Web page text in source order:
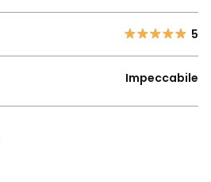
5
Impeccabile